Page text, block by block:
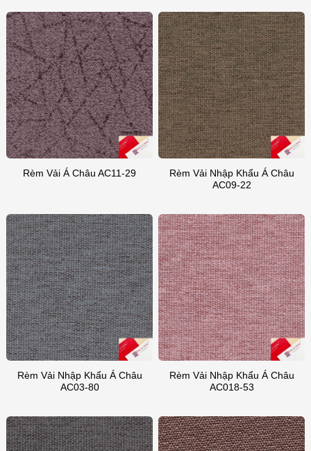
Rèm Vải Á Châu AC11-29
Rèm Vải Nhập Khẩu Á Châu
AC09-22
Rèm Vải Nhập Khẩu Á Châu
AC03-80
Rèm Vải Nhập Khẩu Á Châu
AC018-53